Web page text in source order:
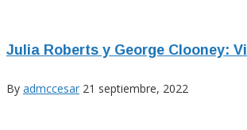
Julia Roberts y George Clooney:
By admccesar 21 septiembre, 2022